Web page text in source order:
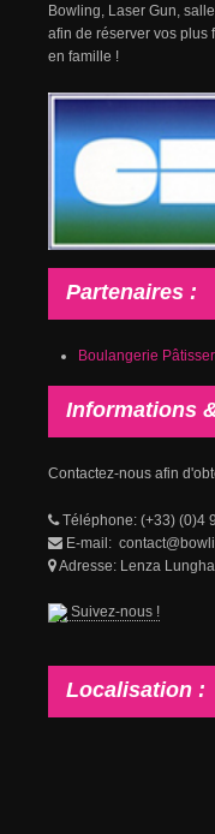
Bowling, Laser Gun,
afin de réserver vos plus
en famille !
Partenaires :
Boulangerie
Informations
Contactez-nous afin
Téléphone: (+33) (0)4
E-mail:
Adresse: Lenza
Suivez-nous !
Localisation :